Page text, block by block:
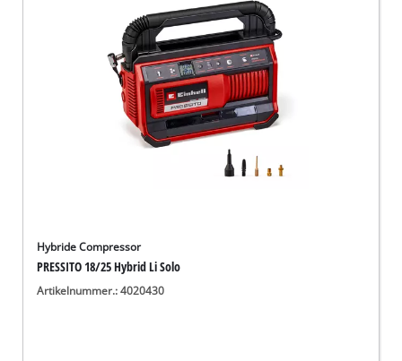
Hybride Compressor
PRESSITO 18/25 Hybrid Li Solo
Artikelnummer.: 4020430